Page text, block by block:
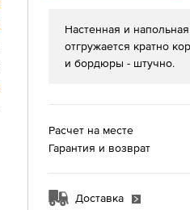
Настенная и
отгружается кратно
и бордюры - штучно.
Расчет на месте
Гарантия и возврат
Доставка